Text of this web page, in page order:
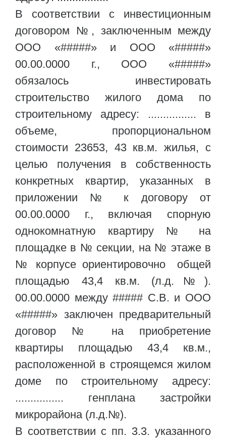
В соответствии с инвестиционным
договором №, заключенным между
ООО «#####» и ООО «#####»
00.00.0000 г., ООО «#####»
обязалось инвестировать
строительство жилого дома по
строительному адресу: ................ в
объеме, пропорциональном
стоимости 23653, 43 кв.м. жилья, с
целью получения в собственность
конкретных квартир, указанных в
приложении № к договору от
00.00.0000 г., включая спорную
однокомнатную квартиру № на
площадке в № секции, на № этаже в
№ корпусе ориентировочно общей
площадью 43,4 кв.м. (л.д.№).
00.00.0000 между ##### С.В. и ООО
«#####» заключен предварительный
договор № на приобретение
квартиры площадью 43,4 кв.м.,
расположенной в строящемся жилом
доме по строительному адресу:
................ генплана застройки
микрорайона (л.д.№).
В соответствии с пп. 3.3. указанного